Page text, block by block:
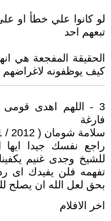
لو كانوا علي خطأ او
تبعهم احد
الحقيقة المفجعة هي
كيف يوظفونه لاغراضهم
3 - اللهم اهدى
فارغة
سلامة شومان ( 2012 / 11 / 6 - 02:06 )
راجع نفسك جيدا
للشيخ وجدى غنيم
تفهمه فلن يفيدك اى
بحق لعل الله ان يصلح
اخر الافلام